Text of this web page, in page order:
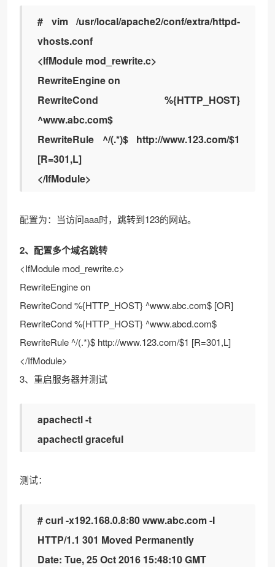
# vim /usr/local/apache2/conf/extra/httpd-
vhosts.conf
<IfModule mod_rewrite.c>
RewriteEngine on
RewriteCond %{HTTP_HOST}
^www.abc.com$
RewriteRule ^/(.*)$ http://www.123.com/$1
[R=301,L]
</IfModule>
配置为：当访问aaa时，跳转到123的网站。
2、配置多个域名跳转
<IfModule mod_rewrite.c>
RewriteEngine on
RewriteCond %{HTTP_HOST} ^www.abc.com$ [OR]
RewriteCond %{HTTP_HOST} ^www.abcd.com$
RewriteRule ^/(.*)$ http://www.123.com/$1 [R=301,L]
</IfModule>
3、重启服务器并测试
apachectl -t
apachectl graceful
测试：
# curl -x192.168.0.8:80 www.abc.com -I
HTTP/1.1 301 Moved Permanently
Date: Tue, 25 Oct 2016 15:48:10 GMT